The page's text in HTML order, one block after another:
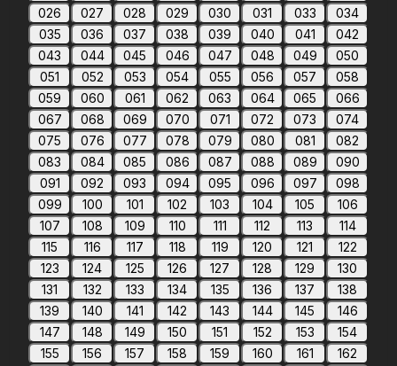
026
027 028 029 030 031 033
034
035
036 037 038 039 040 041
042
043
044 045 046 047 048 049
050
051
052 053 054 055 056 057
058
059
060 061 062 063 064 065
066
067
068 069 070 071 072 073
074
075
076 077 078 079 080 081
082
083
084 085 086 087 088 089
090
091
092 093 094 095 096 097
098
099
100 101 102 103 104 105
106
107
108 109 110 111 112 113
114
115
116 117 118 119 120 121
122
123
124 125 126 127 128 129
130
131
132 133 134 135 136 137
138
139
140 141 142 143 144 145
146
147
148 149 150 151 152 153
154
155
156 157 158 159 160 161
162